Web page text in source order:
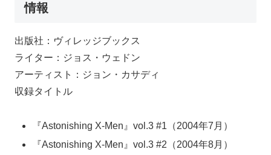
情報
出版社：ヴィレッジブックス
ライター：ジョス・ウェドン
アーティスト：ジョン・カサディ
収録タイトル
『Astonishing X-Men』vol.3 #1（2004年7月）
『Astonishing X-Men』vol.3 #2（2004年8月）